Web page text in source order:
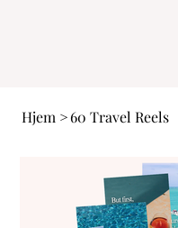
Hjem >60 Travel Reels